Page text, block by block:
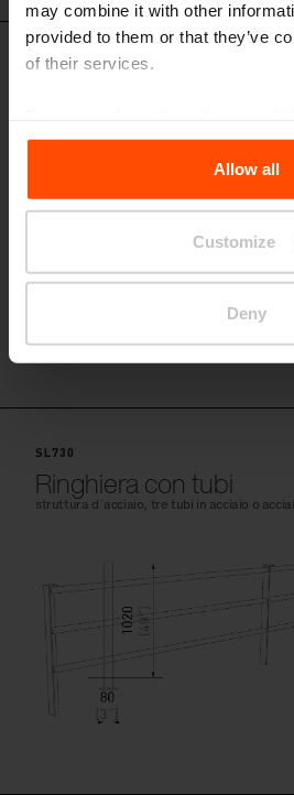
may combine it with other
provided to them or that they’ve
of their services.
the Processing Personal Data.
Allow all
Customize
Deny
SL650
SL730
Ringhiera con tubi
struttura d´acciaio, tre tubi in acciaio o